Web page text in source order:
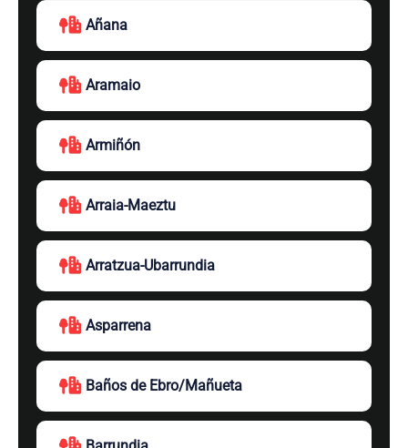
Añana
Aramaio
Armiñón
Arraia-Maeztu
Arratzua-Ubarrundia
Asparrena
Baños de Ebro/Mañueta